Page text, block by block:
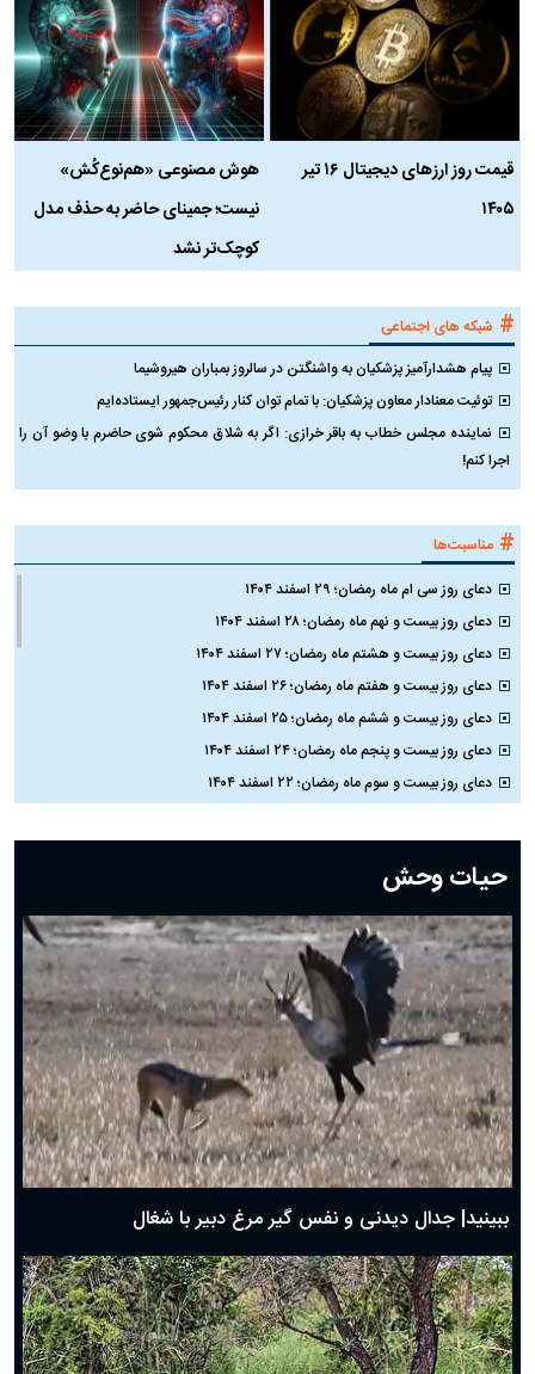
قیمت روز ارز‌های دیجیتال ۱۶ تیر
۱۴۰۵
هوش مصنوعی «هم‌نوع‌کُش»
نیست؛ جمینای حاضر به حذف مدل
کوچک‌تر نشد
# شبکه های اجتماعی
پیام هشدارآمیز پزشکیان به واشنگتن در سالروز بمباران هیروشیما
توئیت معنادار معاون پزشکیان: با تمام توان کنار رئیس‌جمهور ایستاده‌ایم
نماینده مجلس خطاب به باقر خرازی: اگر به شلاق محکوم شوی حاضرم با وضو آن را
اجرا کنم!
# مناسبت‌ها
دعای روز سی ام ماه رمضان؛ ۲۹ اسفند ۱۴۰۴
دعای روز بیست و نهم ماه رمضان؛ ۲۸ اسفند ۱۴۰۴
دعای روز بیست و هشتم ماه رمضان؛ ۲۷ اسفند ۱۴۰۴
دعای روز بیست و هفتم ماه رمضان؛ ۲۶ اسفند ۱۴۰۴
دعای روز بیست و ششم ماه رمضان؛ ۲۵ اسفند ۱۴۰۴
دعای روز بیست و پنجم ماه رمضان؛ ۲۴ اسفند ۱۴۰۴
دعای روز بیست و سوم ماه رمضان؛ ۲۲ اسفند ۱۴۰۴
دعای روز بیستم ماه رمضان؛ ۱۹ اسفند ۱۴۰۴
دعای روز هشتم ماه مبارک رمضان؛ ۷ اسفند ماه ۱۴۰۴
دعای روز هفتم ماه رمضان؛ ۶ اسفند ۱۴۰۴
دعای روز ششم ماه رمضان؛ ۵ اسفند ۱۴۰۴
دعای روز پنجم ماه رمضان؛ ۴ اسفند ۱۴۰۴
دعای روز چهارم ماه مبارک رمضان؛ ۳ اسفند ۱۴۰۴
دعای روز سوم ماه مبارک رمضان؛ ۱۴ اسفند ۱۴۰۴
دعای روز دوم ماه مبارک رمضان ۱ اسفند ماه ۱۴۰۴
دعای روز اول ماه مبارک رمضان، ۳۰ بهمن ۱۴۰۴
حضرت زینب(س) چگونه از دنیا رفت؟
بهترین پیامک تبریک روز پدر ۱۴۰۴؛ جملات زیبا و صمیمانه
حیات وحش
ببینید| جدال دیدنی و نفس گیر مرغ دبیر با شغال